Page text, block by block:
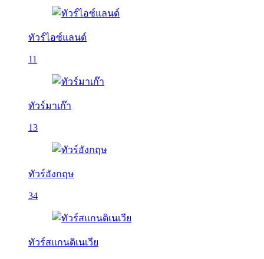
ทัวร์ไอซ์แลนด์
11
ทัวร์มาเก๊า
13
ทัวร์อังกฤษ
34
ทัวร์สแกนดิเนเวีย